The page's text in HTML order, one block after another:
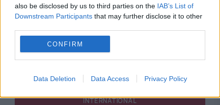
also be disclosed by us to third parties on the IAB’s List of
Downstream Participants that may further disclose it to other
CONFIRM
Data Deletion Data Access Privacy Policy
INTERNATIONAL